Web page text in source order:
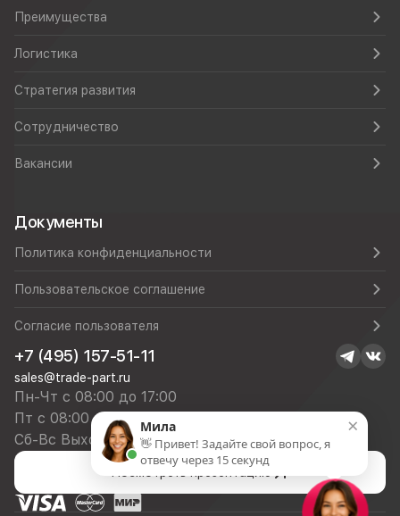
Преимущества
Логистика
Стратегия развития
Сотрудничество
Вакансии
Документы
Политика конфиденциальности
Пользовательское соглашение
Согласие пользователя
+7 (495) 157-51-11
sales@trade-part.ru
Пн-Чт с 08:00 до 17:00
Пт с 08:00 до 16:00
Сб-Вс Выходной
×
Мила
👋 Привет! Задайте свой вопрос, я
отвечу через 15 секунд